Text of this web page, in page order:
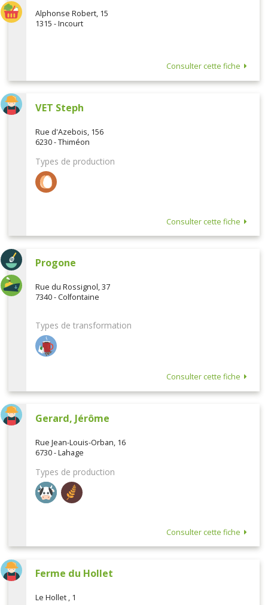
Alphonse Robert, 15
1315 - Incourt
Consulter cette fiche
VET Steph
Rue d'Azebois, 156
6230 - Thiméon
Types de production
Consulter cette fiche
Progone
Rue du Rossignol, 37
7340 - Colfontaine
Types de transformation
Consulter cette fiche
Gerard, Jérôme
Rue Jean-Louis-Orban, 16
6730 - Lahage
Types de production
Consulter cette fiche
Ferme du Hollet
Le Hollet , 1